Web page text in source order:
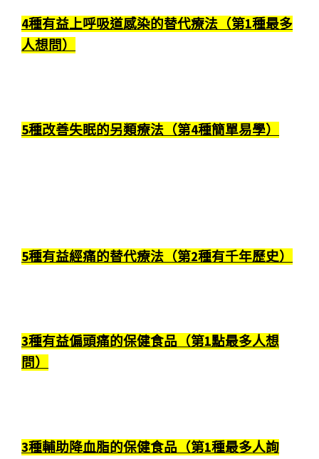
4種有益上呼吸道感染的替代療法（第1種最多
人想問）
5種改善失眠的另類療法（第4種簡單易學）
5種有益經痛的替代療法（第2種有千年歷史）
3種有益偏頭痛的保健食品（第1點最多人想
問）
3種輔助降血脂的保健食品（第1種最多人詢